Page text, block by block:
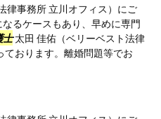
律事務所 立川オフィス）にご
るケースもあり、早めに専門
士太田 佳佑（ベリーベスト法律
おります。離婚問題等でお